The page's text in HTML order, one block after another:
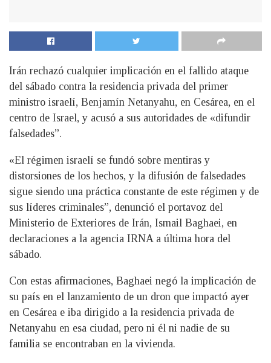
Irán rechazó cualquier implicación en el fallido ataque
del sábado contra la residencia privada del primer
ministro israelí, Benjamín Netanyahu, en Cesárea, en el
centro de Israel, y acusó a sus autoridades de «difundir
falsedades”.
«El régimen israelí se fundó sobre mentiras y
distorsiones de los hechos, y la difusión de falsedades
sigue siendo una práctica constante de este régimen y de
sus líderes criminales”, denunció el portavoz del
Ministerio de Exteriores de Irán, Ismail Baghaei, en
declaraciones a la agencia IRNA a última hora del
sábado.
Con estas afirmaciones, Baghaei negó la implicación de
su país en el lanzamiento de un dron que impactó ayer
en Cesárea e iba dirigido a la residencia privada de
Netanyahu en esa ciudad, pero ni él ni nadie de su
familia se encontraban en la vivienda.